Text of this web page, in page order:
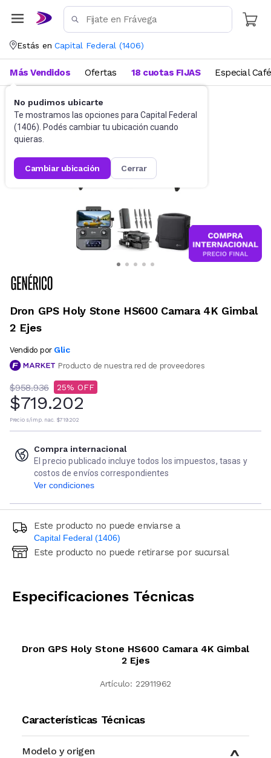
Estás en Capital Federal (1406)
No pudimos ubicarte
Te mostramos las opciones para Capital Federal
(1406). Podés cambiar tu ubicación cuando
quieras.
cambiar ubicación cerrar
Más Vendidos Ofertas 18 cuotas FIJAS Especial Café
Informática
Dron GPS Holy Stone HS600 Camara 4K Gimbal
2 Ejes
Vendido por Glic
Producto de nuestra red de proveedores
$958.936 25
$719.202
Precio s/imp. nac. $719.202
Compra internacional
El precio publicado incluye todos los impuestos, tasas y
costos de envíos correspondientes
Ver condiciones
Este producto no puede enviarse a
Capital Federal (1406)
Ingresá código postal (sólo números)
Este producto no puede retirarse por sucursal
Especificaciones Técnicas
Dron GPS Holy Stone HS600 Camara 4K Gimbal
2 Ejes
Artículo: 22911962
Características Técnicas
Modelo y origen